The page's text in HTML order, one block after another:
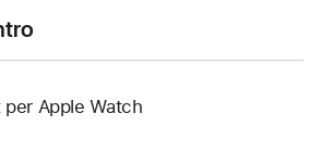
Apple Watch